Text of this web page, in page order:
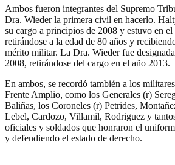
Ambos fueron integrantes del Supremo
Dra. Wieder la primera civil en hacerlo.
su cargo a principios de 2008 y estuvo en el
retirándose a la edad de 80 años y
mérito militar. La Dra. Wieder fue
2008, retirándose del cargo en el año 2013.
En ambos, se recordó también a los
Frente Amplio, como los Generales (r)
Baliñas, los Coroneles (r) Petrides,
Lebel, Cardozo, Villamil, Rodriguez y
oficiales y soldados que honraron el
y defendiendo el estado de derecho.